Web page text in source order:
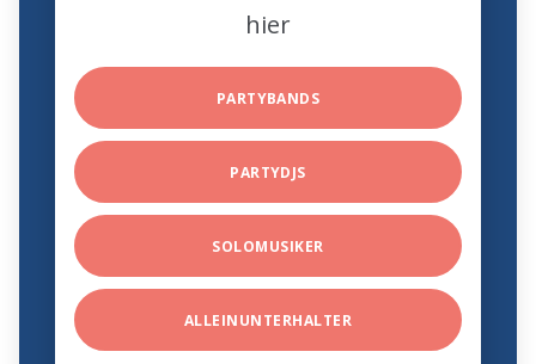
hier
PARTYBANDS
PARTYDJS
SOLOMUSIKER
ALLEINUNTERHALTER